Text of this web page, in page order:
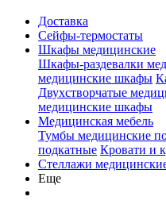
Доставка
Сейфы-термостаты
Шкафы медицинские
Шкафы-раздевалки
медицинские шкафы
Двухстворчатые
медицинские шкафы
Медицинская мебель
Тумбы медицинские
подкатные Кровати и
Стеллажи
Еще